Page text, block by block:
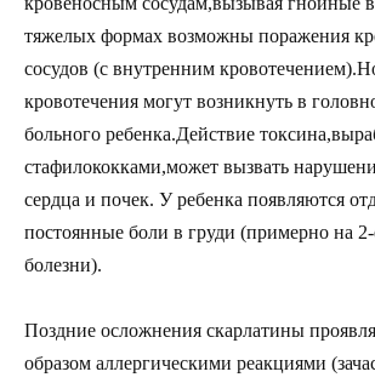
тяжелых формах возможны поражения
сосудов (с внутренним
кровотечения могут возникнуть в
больного ребенка.Действие
стафилококками,может вызвать
сердца и почек. У ребенка появляются
постоянные боли в груди (примерно на
болезни).
Поздние осложнения скарлатины
образом аллергическими реакциями